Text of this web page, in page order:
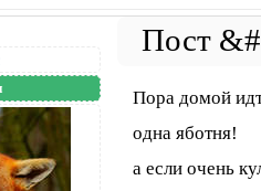
Пора домой
одна яботня!
а если очень